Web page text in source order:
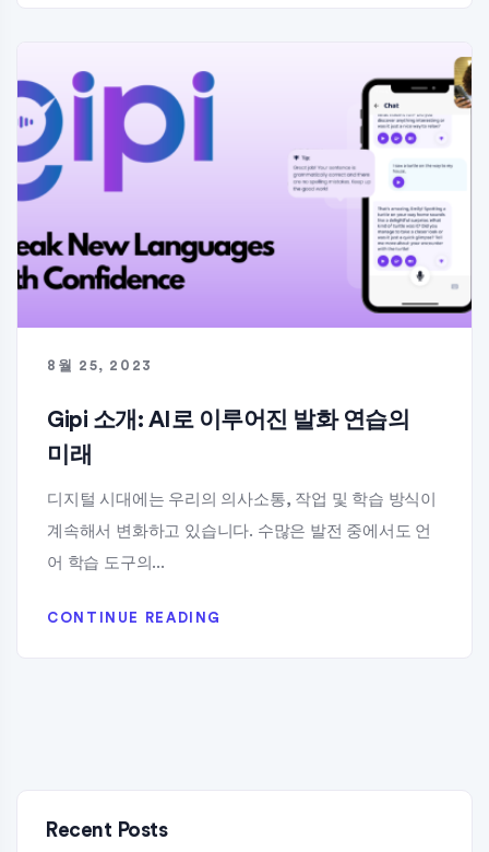
8월 25, 2023
Gipi 소개: AI로 이루어진 발화 연습의
미래
디지털 시대에는 우리의 의사소통, 작업 및 학습 방식이
계속해서 변화하고 있습니다. 수많은 발전 중에서도 언
어 학습 도구의...
CONTINUE READING
Recent Posts